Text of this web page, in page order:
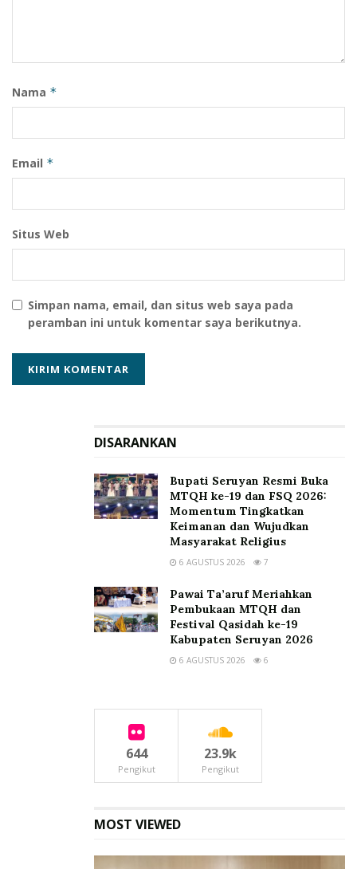
Nama *
Email *
Situs Web
Simpan nama, email, dan situs web saya pada
peramban ini untuk komentar saya berikutnya.
DISARANKAN
Bupati Seruyan Resmi Buka
MTQH ke-19 dan FSQ 2026:
Momentum Tingkatkan
Keimanan dan Wujudkan
Masyarakat Religius
6 AGUSTUS 2026 7
Pawai Ta’aruf Meriahkan
Pembukaan MTQH dan
Festival Qasidah ke-19
Kabupaten Seruyan 2026
6 AGUSTUS 2026 6
644
Pengikut
23.9k
Pengikut
MOST VIEWED